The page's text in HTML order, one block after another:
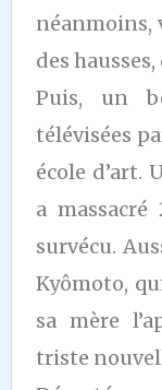
néanmoins,
des
Puis, un
télévisées
école d’art.
a
survécu.
Kyômoto,
sa mère
triste